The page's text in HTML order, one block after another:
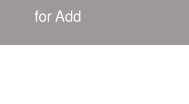
for Add